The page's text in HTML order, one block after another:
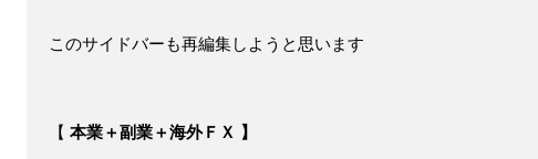
このサイドバーも再編集しようと思います
【 本業＋副業＋海外ＦＸ 】